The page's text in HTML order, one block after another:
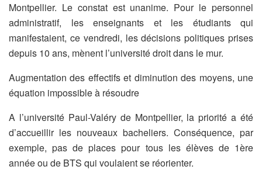
Montpellier. Le constat est unanime. Pour le personnel
administratif, les enseignants et les étudiants qui
manifestaient, ce vendredi, les décisions politiques prises
depuis 10 ans, mènent l’université droit dans le mur.
Augmentation des effectifs et diminution des moyens, une
équation impossible à résoudre
A l’université Paul-Valéry de Montpellier, la priorité a été
d’accueillir les nouveaux bacheliers. Conséquence, par
exemple, pas de places pour tous les élèves de 1ère
année ou de BTS qui voulaient se réorienter.